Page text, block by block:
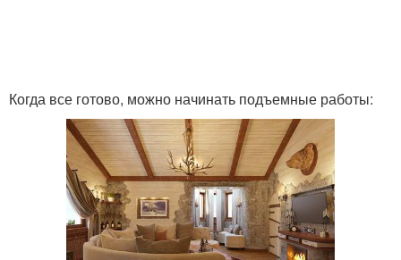
Когда все готово, можно начинать подъемные работы: